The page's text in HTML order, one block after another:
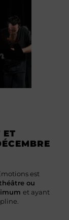
ET
est
ou
et ayant